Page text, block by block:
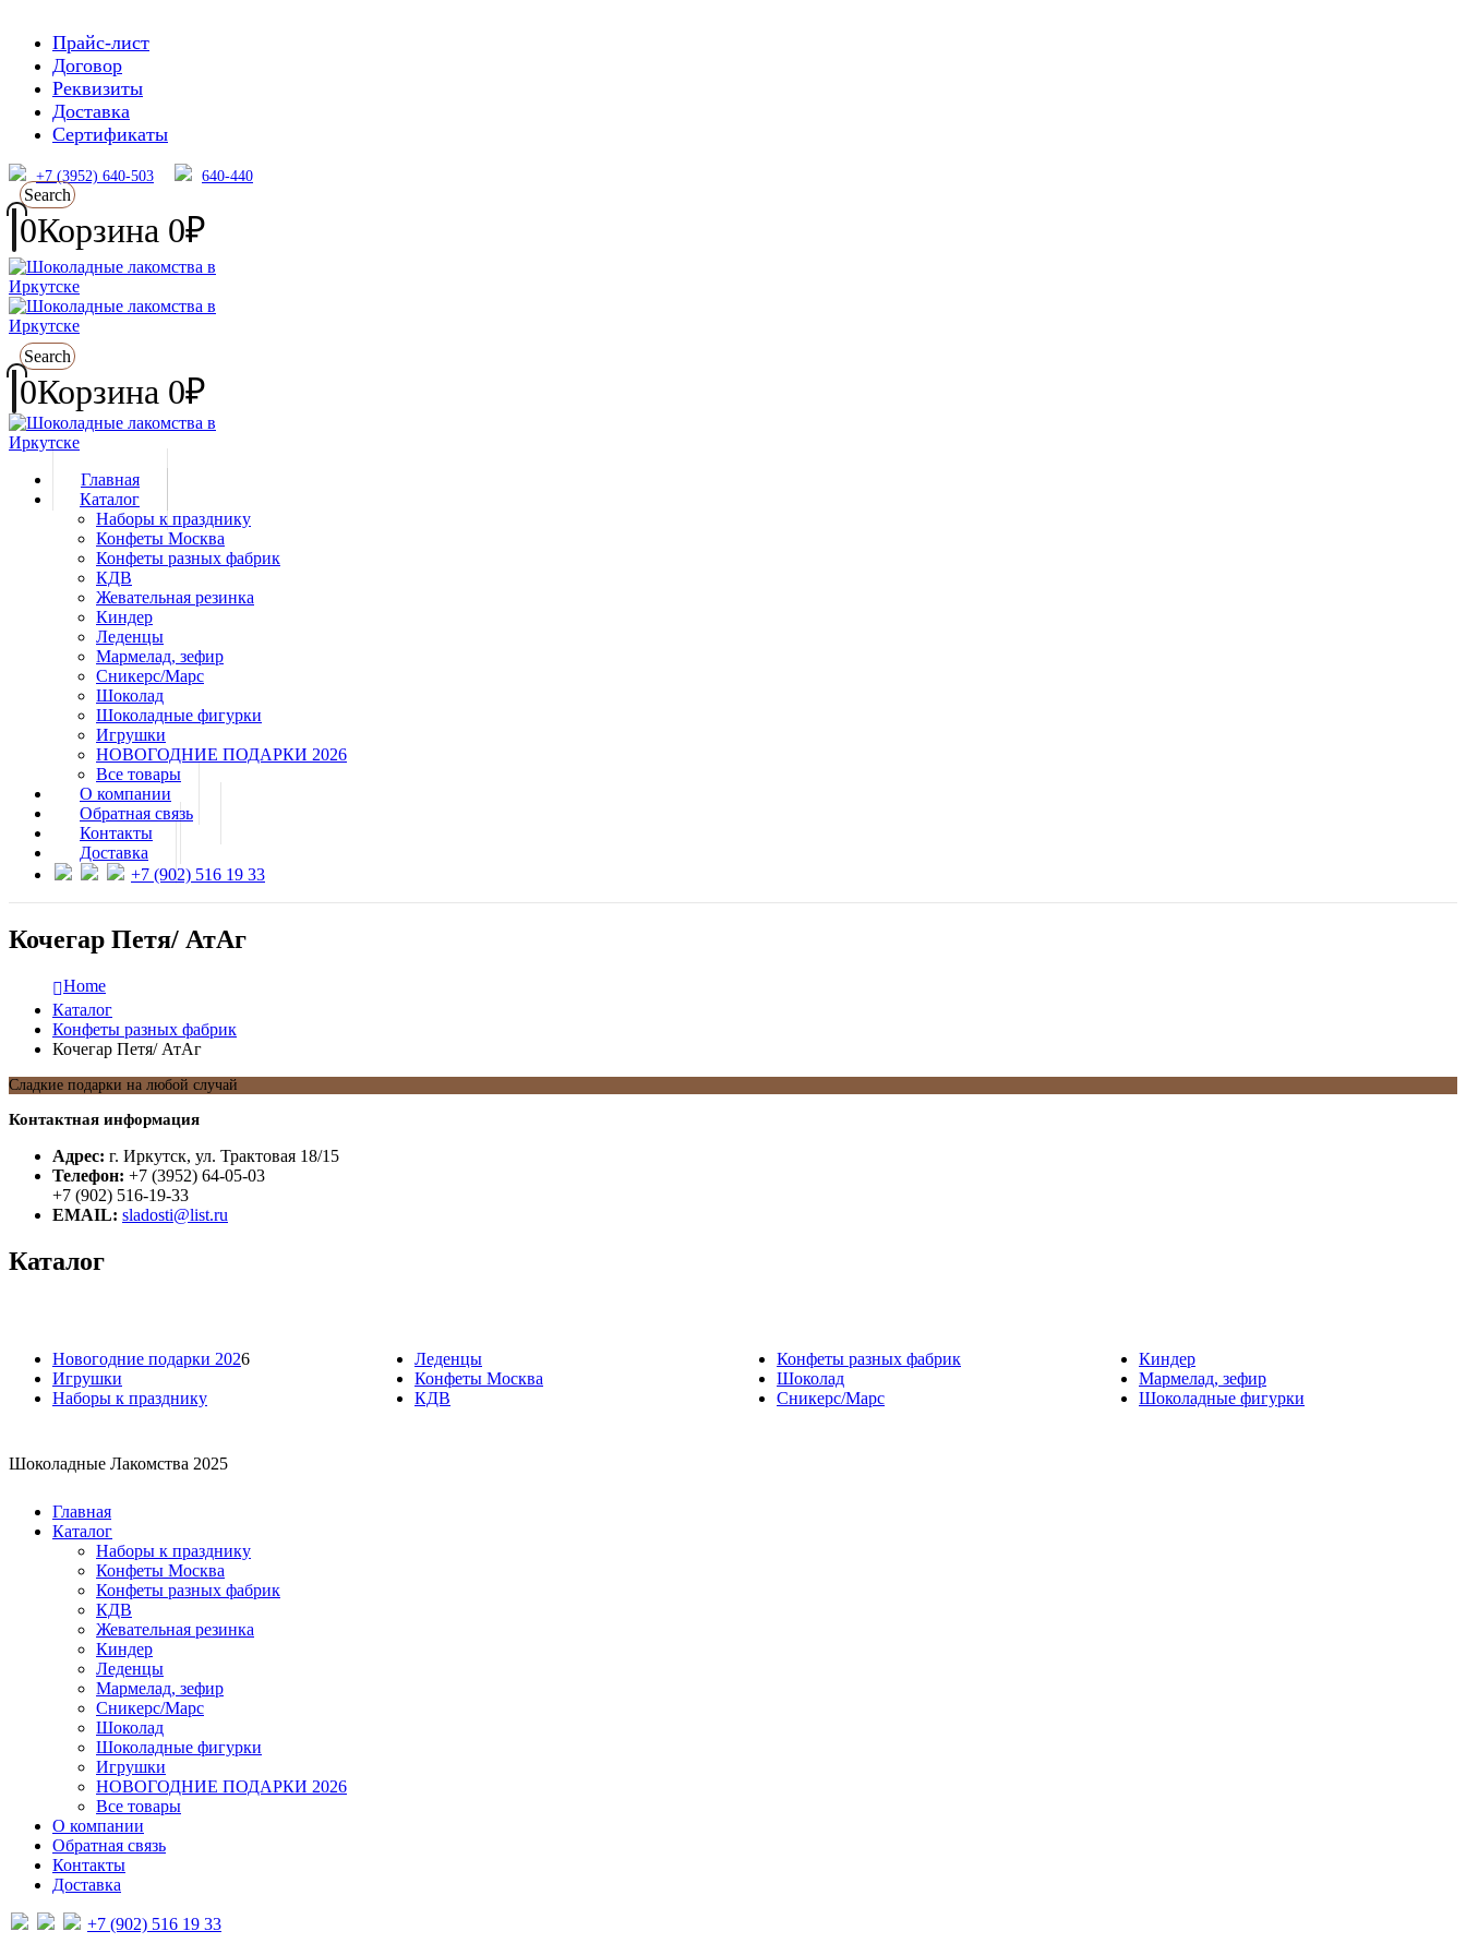
Прайс-лист
Договор
Реквизиты
Доставка
Сертификаты
+7 (3952) 640-503 640-440
Search
0Корзина 0₽
Search
0Корзина 0₽
Главная
Каталог
Наборы к празднику
Конфеты Москва
Конфеты разных фабрик
КДВ
Жевательная резинка
Киндер
Леденцы
Мармелад, зефир
Сникерс/Марс
Шоколад
Шоколадные фигурки
Игрушки
НОВОГОДНИЕ ПОДАРКИ 2026
Все товары
О компании
Обратная связь
Контакты
Доставка
+7 (902) 516 19 33
Кочегар Петя/ АтАг
Home
Каталог
Конфеты разных фабрик
Кочегар Петя/ АтАг
Сладкие подарки на любой случай
Контактная информация
Адрес: г. Иркутск, ул. Трактовая 18/15
Телефон: +7 (3952) 64-05-03
+7 (902) 516-19-33
EMAIL: sladosti@list.ru
Каталог
Новогодние подарки 2026
Игрушки
Наборы к празднику
Леденцы
Конфеты Москва
КДВ
Конфеты разных фабрик
Шоколад
Сникерс/Марс
Киндер
Мармелад, зефир
Шоколадные фигурки
Шоколадные Лакомства 2025
Главная
Каталог
Наборы к празднику
Конфеты Москва
Конфеты разных фабрик
КДВ
Жевательная резинка
Киндер
Леденцы
Мармелад, зефир
Сникерс/Марс
Шоколад
Шоколадные фигурки
Игрушки
НОВОГОДНИЕ ПОДАРКИ 2026
Все товары
О компании
Обратная связь
Контакты
Доставка
+7 (902) 516 19 33